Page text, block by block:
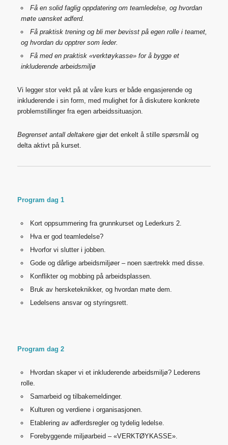
Få en solid faglig oppdatering om teamledelse, og hvordan
møte uønsket adferd.
Få praktisk trening og bli mer bevisst på egen rolle i teamet,
og hvordan du opptrer som leder.
Få med en praktisk «verktøykasse» for å bygge et
inkluderende arbeidsmiljø
Vi legger stor vekt på at våre kurs er både engasjerende og
inkluderende i sin form, med mulighet for å diskutere konkrete
problemstillinger fra egen arbeidssituasjon.
Begrenset antall deltakeregjør det enkelt å stille spørsmål og
delta aktivt på kurset.
Program dag 1
Kort oppsummering fra grunnkurset og Lederkurs 2.
Hva er god teamledelse?
Hvorfor vi slutter i jobben.
Gode og dårlige arbeidsmiljøer – noen særtrekk med disse.
Konflikter og mobbing på arbeidsplassen.
Bruk av hersketeknikker, og hvordan møte dem.
Ledelsens ansvar og styringsrett.
Program dag 2
Hvordan skaper vi et inkluderende arbeidsmiljø? Lederens
rolle.
Samarbeid og tilbakemeldinger.
Kulturen og verdiene i organisasjonen.
Etablering av adferdsregler og tydelig ledelse.
Forebyggende miljøarbeid – «VERKTØYKASSE».